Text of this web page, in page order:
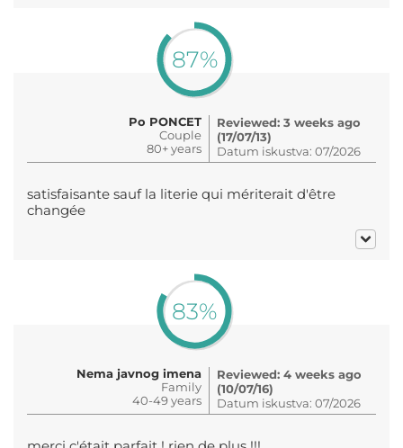
87%
Po PONCET
Couple
80+ years
Reviewed: 3 weeks ago
(17/07/13)
Datum iskustva: 07/2026
satisfaisante sauf la literie qui mériterait d'être
changée
83%
Nema javnog imena
Family
40-49 years
Reviewed: 4 weeks ago
(10/07/16)
Datum iskustva: 07/2026